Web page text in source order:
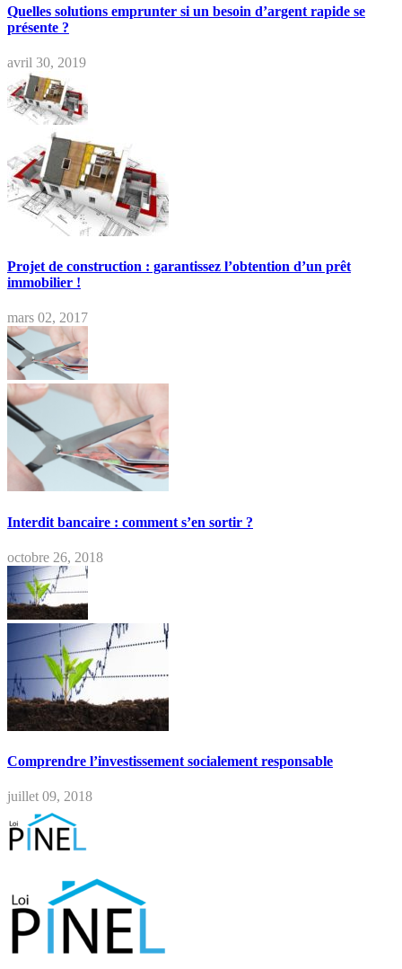
Quelles solutions emprunter si un besoin d’argent rapide se
présente ?
avril 30, 2019
Projet de construction : garantissez l’obtention d’un prêt
immobilier !
mars 02, 2017
Interdit bancaire : comment s’en sortir ?
octobre 26, 2018
Comprendre l’investissement socialement responsable
juillet 09, 2018